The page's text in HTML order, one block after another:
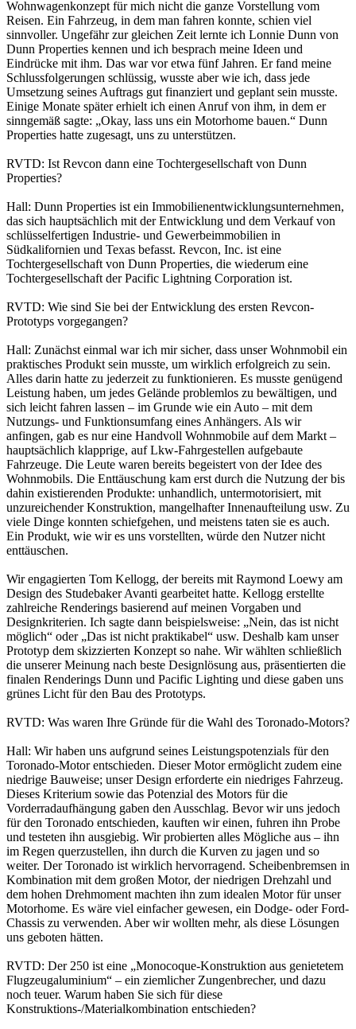
Wohnwagenkonzept für mich nicht die ganze Vorstellung vom
Reisen. Ein Fahrzeug, in dem man fahren konnte, schien viel
sinnvoller. Ungefähr zur gleichen Zeit lernte ich Lonnie Dunn von
Dunn Properties kennen und ich besprach meine Ideen und
Eindrücke mit ihm. Das war vor etwa fünf Jahren. Er fand meine
Schlussfolgerungen schlüssig, wusste aber wie ich, dass jede
Umsetzung seines Auftrags gut finanziert und geplant sein musste.
Einige Monate später erhielt ich einen Anruf von ihm, in dem er
sinngemäß sagte: „Okay, lass uns ein Motorhome bauen.“ Dunn
Properties hatte zugesagt, uns zu unterstützen.
RVTD: Ist Revcon dann eine Tochtergesellschaft von Dunn
Properties?
Hall: Dunn Properties ist ein Immobilienentwicklungsunternehmen,
das sich hauptsächlich mit der Entwicklung und dem Verkauf von
schlüsselfertigen Industrie- und Gewerbeimmobilien in
Südkalifornien und Texas befasst. Revcon, Inc. ist eine
Tochtergesellschaft von Dunn Properties, die wiederum eine
Tochtergesellschaft der Pacific Lightning Corporation ist.
RVTD: Wie sind Sie bei der Entwicklung des ersten Revcon-
Prototyps vorgegangen?
Hall: Zunächst einmal war ich mir sicher, dass unser Wohnmobil ein
praktisches Produkt sein musste, um wirklich erfolgreich zu sein.
Alles darin hatte zu jederzeit zu funktionieren. Es musste genügend
Leistung haben, um jedes Gelände problemlos zu bewältigen, und
sich leicht fahren lassen – im Grunde wie ein Auto – mit dem
Nutzungs- und Funktionsumfang eines Anhängers. Als wir
anfingen, gab es nur eine Handvoll Wohnmobile auf dem Markt –
hauptsächlich klapprige, auf Lkw-Fahrgestellen aufgebaute
Fahrzeuge. Die Leute waren bereits begeistert von der Idee des
Wohnmobils. Die Enttäuschung kam erst durch die Nutzung der bis
dahin existierenden Produkte: unhandlich, untermotorisiert, mit
unzureichender Konstruktion, mangelhafter Innenaufteilung usw. Zu
viele Dinge konnten schiefgehen, und meistens taten sie es auch.
Ein Produkt, wie wir es uns vorstellten, würde den Nutzer nicht
enttäuschen.
Wir engagierten Tom Kellogg, der bereits mit Raymond Loewy am
Design des Studebaker Avanti gearbeitet hatte. Kellogg erstellte
zahlreiche Renderings basierend auf meinen Vorgaben und
Designkriterien. Ich sagte dann beispielsweise: „Nein, das ist nicht
möglich“ oder „Das ist nicht praktikabel“ usw. Deshalb kam unser
Prototyp dem skizzierten Konzept so nahe. Wir wählten schließlich
die unserer Meinung nach beste Designlösung aus, präsentierten die
finalen Renderings Dunn und Pacific Lighting und diese gaben uns
grünes Licht für den Bau des Prototyps.
RVTD: Was waren Ihre Gründe für die Wahl des Toronado-Motors?
Hall: Wir haben uns aufgrund seines Leistungspotenzials für den
Toronado-Motor entschieden. Dieser Motor ermöglicht zudem eine
niedrige Bauweise; unser Design erforderte ein niedriges Fahrzeug.
Dieses Kriterium sowie das Potenzial des Motors für die
Vorderradaufhängung gaben den Ausschlag. Bevor wir uns jedoch
für den Toronado entschieden, kauften wir einen, fuhren ihn Probe
und testeten ihn ausgiebig. Wir probierten alles Mögliche aus – ihn
im Regen querzustellen, ihn durch die Kurven zu jagen und so
weiter. Der Toronado ist wirklich hervorragend. Scheibenbremsen in
Kombination mit dem großen Motor, der niedrigen Drehzahl und
dem hohen Drehmoment machten ihn zum idealen Motor für unser
Motorhome. Es wäre viel einfacher gewesen, ein Dodge- oder Ford-
Chassis zu verwenden. Aber wir wollten mehr, als diese Lösungen
uns geboten hätten.
RVTD: Der 250 ist eine „Monocoque-Konstruktion aus genietetem
Flugzeugaluminium“ – ein ziemlicher Zungenbrecher, und dazu
noch teuer. Warum haben Sie sich für diese
Konstruktions-/Materialkombination entschieden?